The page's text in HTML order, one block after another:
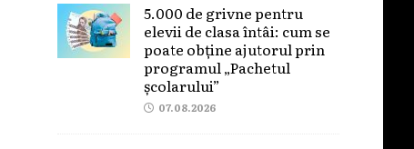
5.000 de grivne pentru
elevii de clasa întâi: cum se
poate obține ajutorul prin
programul „Pachetul
școlarului”
07.08.2026